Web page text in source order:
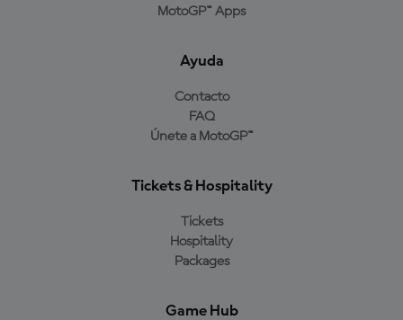
MotoGP™ Apps
Ayuda
Contacto
FAQ
Únete a MotoGP™
Tickets & Hospitality
Tickets
Hospitality
Packages
Game Hub